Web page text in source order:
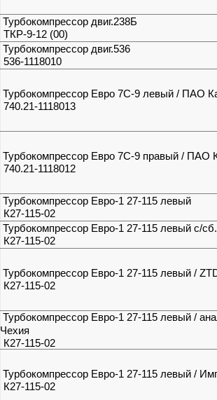
Турбокомпрессор двиг.238Б
ТКР-9-12 (00)
Турбокомпрессор двиг.536
536-1118010
Турбокомпрессор Евро 7С-9 левый / ПАО
740.21-1118013
Турбокомпрессор Евро 7С-9 правый / ПАО
740.21-1118012
Турбокомпрессор Евро-1 27-115 левый
К27-115-02
Турбокомпрессор Евро-1 27-115 левый с/сб.
К27-115-02
Турбокомпрессор Евро-1 27-115 левый /
К27-115-02
Турбокомпрессор Евро-1 27-115 левый /
Чехия
К27-115-02
Турбокомпрессор Евро-1 27-115 левый /
К27-115-02